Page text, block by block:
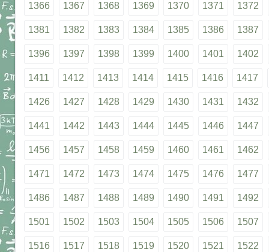
1366 1367 1368 1369 1370 1371 1372
1381 1382 1383 1384 1385 1386 1387
1396 1397 1398 1399 1400 1401 1402
1411 1412 1413 1414 1415 1416 1417
1426 1427 1428 1429 1430 1431 1432
1441 1442 1443 1444 1445 1446 1447
1456 1457 1458 1459 1460 1461 1462
1471 1472 1473 1474 1475 1476 1477
1486 1487 1488 1489 1490 1491 1492
1501 1502 1503 1504 1505 1506 1507
1516 1517 1518 1519 1520 1521 1522